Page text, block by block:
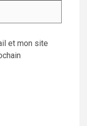
et mon site